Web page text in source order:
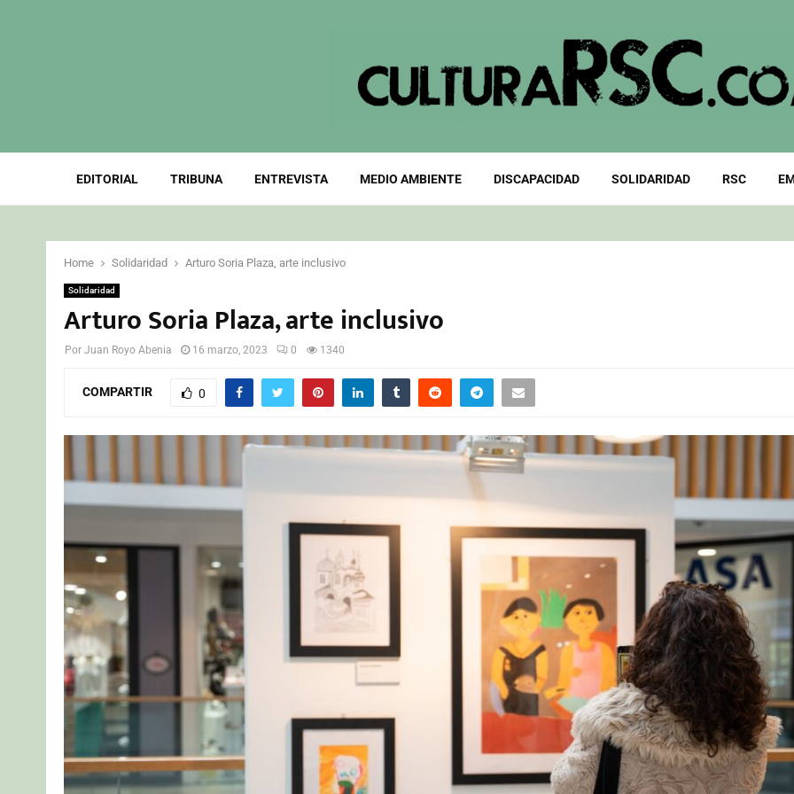
EDITORIAL TRIBUNA ENTREVISTA MEDIO AMBIENTE DISCAPACIDAD SOLIDARIDAD RSC
Home Solidaridad Arturo Soria Plaza, arte inclusivo
Solidaridad
Arturo Soria Plaza, arte inclusivo
Por Juan Royo Abenia 16 marzo, 2023 0 1340
COMPARTIR 0